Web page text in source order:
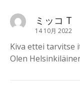
ミッコ T
14 10月 2022
Kiva ettei tarvitse
Olen